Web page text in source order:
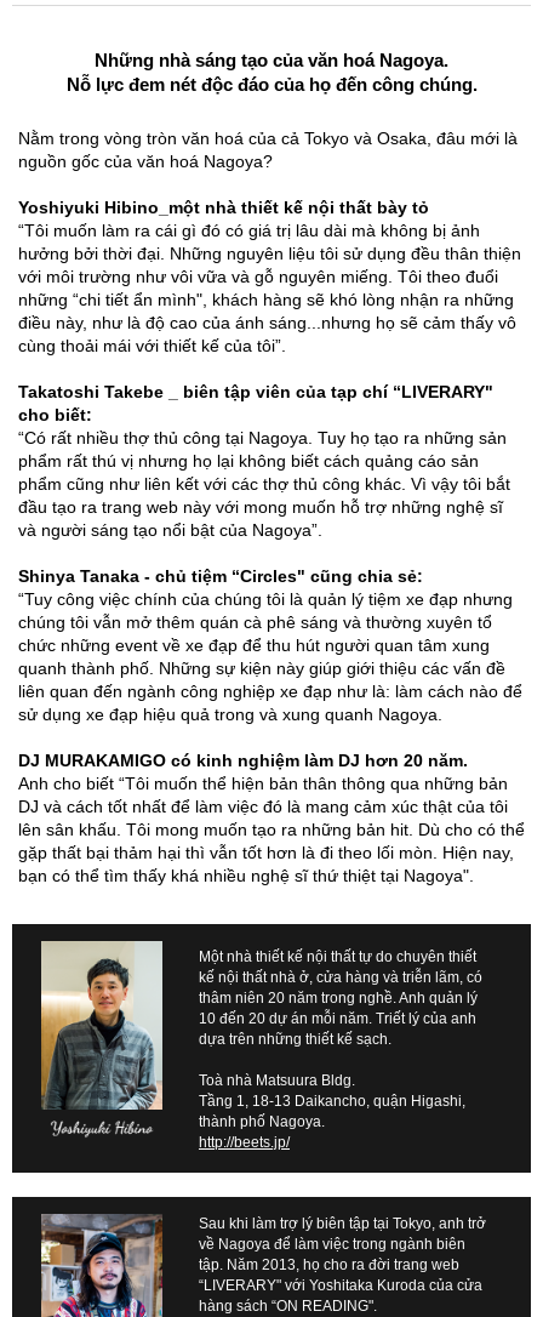
Những nhà sáng tạo của văn hoá Nagoya.
Nỗ lực đem nét độc đáo của họ đến công chúng.
Nằm trong vòng tròn văn hoá của cả Tokyo và Osaka, đâu mới là
nguồn gốc của văn hoá Nagoya?
Yoshiyuki Hibino_một nhà thiết kế nội thất bày tỏ
“Tôi muốn làm ra cái gì đó có giá trị lâu dài mà không bị ảnh
hưởng bởi thời đại. Những nguyên liệu tôi sử dụng đều thân thiện
với môi trường như vôi vữa và gỗ nguyên miếng. Tôi theo đuổi
những “chi tiết ẩn mình", khách hàng sẽ khó lòng nhận ra những
điều này, như là độ cao của ánh sáng...nhưng họ sẽ cảm thấy vô
cùng thoải mái với thiết kế của tôi”.
Takatoshi Takebe _ biên tập viên của tạp chí “LIVERARY"
cho biết:
“Có rất nhiều thợ thủ công tại Nagoya. Tuy họ tạo ra những sản
phẩm rất thú vị nhưng họ lại không biết cách quảng cáo sản
phẩm cũng như liên kết với các thợ thủ công khác. Vì vậy tôi bắt
đầu tạo ra trang web này với mong muốn hỗ trợ những nghệ sĩ
và người sáng tạo nổi bật của Nagoya”.
Shinya Tanaka - chủ tiệm “Circles" cũng chia sẻ:
“Tuy công việc chính của chúng tôi là quản lý tiệm xe đạp nhưng
chúng tôi vẫn mở thêm quán cà phê sáng và thường xuyên tổ
chức những event về xe đạp để thu hút người quan tâm xung
quanh thành phố. Những sự kiện này giúp giới thiệu các vấn đề
liên quan đến ngành công nghiệp xe đạp như là: làm cách nào để
sử dụng xe đạp hiệu quả trong và xung quanh Nagoya.
DJ MURAKAMIGO có kinh nghiệm làm DJ hơn 20 năm.
Anh cho biết “Tôi muốn thể hiện bản thân thông qua những bản
DJ và cách tốt nhất để làm việc đó là mang cảm xúc thật của tôi
lên sân khấu. Tôi mong muốn tạo ra những bản hit. Dù cho có thể
gặp thất bại thảm hại thì vẫn tốt hơn là đi theo lối mòn. Hiện nay,
bạn có thể tìm thấy khá nhiều nghệ sĩ thứ thiệt tại Nagoya".
Một nhà thiết kế nội thất tự do chuyên thiết
kế nội thất nhà ở, cửa hàng và triễn lãm, có
thâm niên 20 năm trong nghề. Anh quản lý
10 đến 20 dự án mỗi năm. Triết lý của anh
dựa trên những thiết kế sạch.
Toà nhà Matsuura Bldg.
Tầng 1, 18-13 Daikancho, quận Higashi,
thành phố Nagoya.
http://beets.jp/
Sau khi làm trợ lý biên tập tại Tokyo, anh trở
về Nagoya để làm việc trong ngành biên
tập. Năm 2013, họ cho ra đời trang web
“LIVERARY" với Yoshitaka Kuroda của cửa
hàng sách “ON READING".